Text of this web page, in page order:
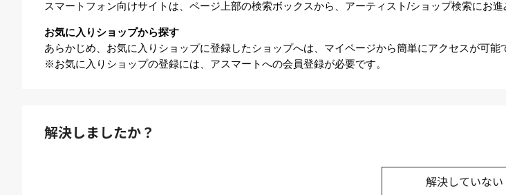
スマートフォン向けサイトは、ページ上部の検索ボックスから、アーティスト/ショップ検索にお進
お気に入りショップから探す
あらかじめ、お気に入りショップに登録したショップへは、マイページから簡単にアクセスが可能
※お気に入りショップの登録には、アスマートへの会員登録が必要です。
解決しましたか？
解決していない